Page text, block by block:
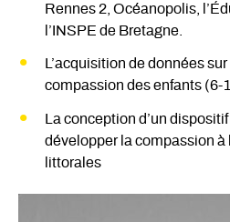
Rennes 2, Océanopolis,
l’INSPE de Bretagne.
L’acquisition de données
compassion des enfants (6-
La conception d’un
développer la compassion à
littorales